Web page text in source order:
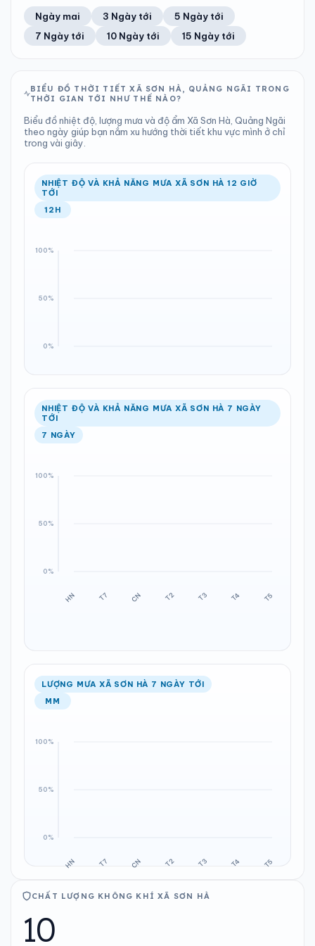
20°C 0%
Khả năng mưa
0.11 mm
Tổng cả ngày
1003 hPa
Bình thường
11
Chỉ số UV
Tốt
Ước lượng
21°C
Ổn định
91%
Khả năng mưa
Trung bình ngày Tốc độ gió
TIA UV TẦM NHÌN
LƯỢNG MƯA
0 mm
Tổng cả ngày
ÁP SUẤT
1005 hPa
Bình thường
Ổn định Khả năng mưa
Ngày mai 3 Ngày tới
5 Ngày tới
7 Ngày tới
10 Ngày tới 15 Ngày tới
BIỂU ĐỒ THỜI TIẾT XÃ SƠN HÀ, QUẢNG NGÃI TRONG
THỜI GIAN TỚI NHƯ THẾ NÀO?
Biểu đồ nhiệt độ, lượng mưa và độ ẩm Xã Sơn Hà, Quảng Ngãi
theo ngày giúp bạn nắm xu hướng thời tiết khu vực mình ở chỉ
trong vài giây.
NHIỆT ĐỘ VÀ KHẢ NĂNG MƯA XÃ SƠN HÀ 12 GIỜ
TỚI
12H
NHIỆT ĐỘ VÀ KHẢ NĂNG MƯA XÃ SƠN HÀ 7 NGÀY
TỚI
7 NGÀY
LƯỢNG MƯA XÃ SƠN HÀ 7 NGÀY TỚI
MM
CHẤT LƯỢNG KHÔNG KHÍ XÃ SƠN HÀ
10